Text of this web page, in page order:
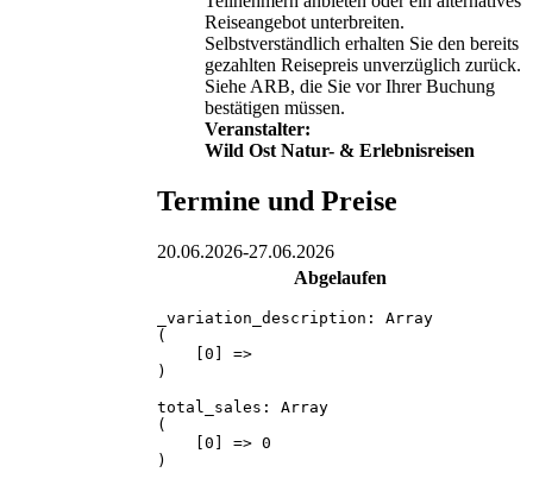
Reiseangebot unterbreiten.
Selbstverständlich erhalten Sie den bereits
gezahlten Reisepreis unverzüglich zurück.
Siehe ARB, die Sie vor Ihrer Buchung
bestätigen müssen.
Veranstalter:
Wild Ost Natur- & Erlebnisreisen
Termine und Preise
20.06.2026-27.06.2026
Abgelaufen
_variation_description: Array
(
    [0] =>
)
total_sales: Array
(
    [0] => 0
)